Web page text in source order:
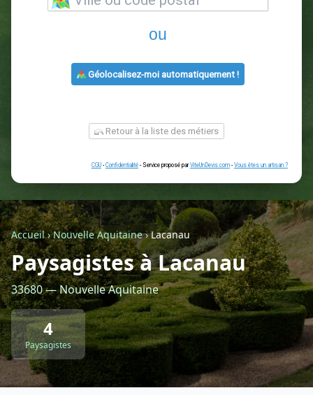
votre projet :
ou
Géolocalisez-moi automatiquement !
Retour à la liste des métiers
CGU-Confidentialité - Service proposé parViteUnDevis.com-Vous
Accueil›Nouvelle Aquitaine›Lacanau
Paysagistes à Lacanau
33680 — Nouvelle Aquitaine
4
Paysagistes